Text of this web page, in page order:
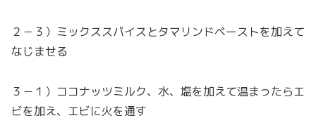
２－３）ミックススパイスとタマリンドペーストを加えて
なじませる
３－１）ココナッツミルク、水、塩を加えて温まったらエ
ビを加え、エビに火を通す